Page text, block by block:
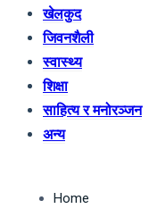
खेलकुद
जिवनशैली
स्वास्थ्य
शिक्षा
साहित्य र मनोरञ्जन
अन्य
Home